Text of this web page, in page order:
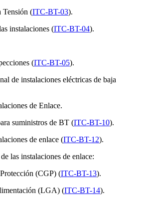
Tensión (ITC-BT-03).
instalaciones (ITC-BT-04).
(ITC-BT-05).
de instalaciones eléctricas de baja
de Enlace.
suministros de BT (ITC-BT-10).
de enlace (ITC-BT-12).
las instalaciones de enlace:
(CGP) (ITC-BT-13).
(LGA) (ITC-BT-14).